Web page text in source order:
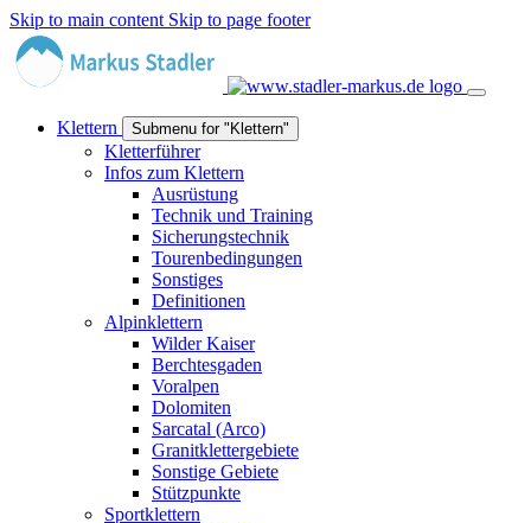
Skip to main content Skip to page footer
Klettern Submenu for "Klettern"
Kletterführer
Infos zum Klettern
Ausrüstung
Technik und Training
Sicherungstechnik
Tourenbedingungen
Sonstiges
Definitionen
Alpinklettern
Wilder Kaiser
Berchtesgaden
Voralpen
Dolomiten
Sarcatal (Arco)
Granitklettergebiete
Sonstige Gebiete
Stützpunkte
Sportklettern